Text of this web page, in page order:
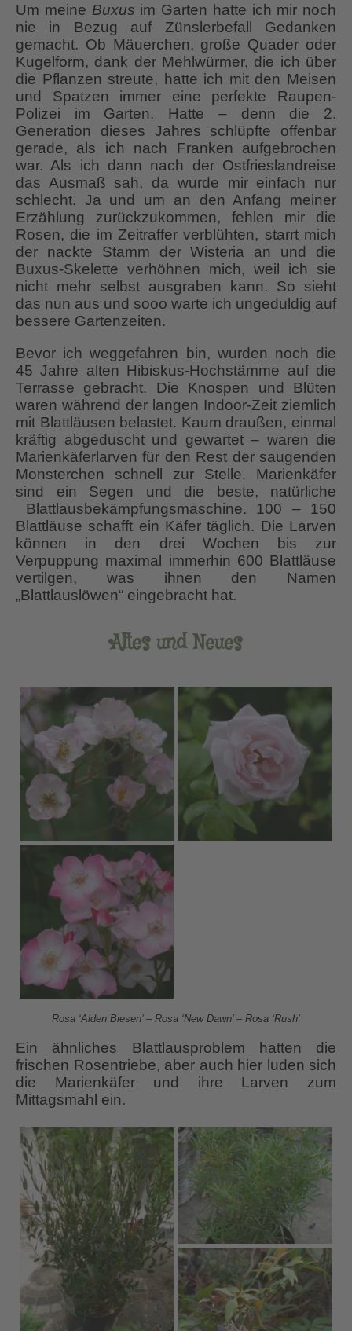
Um meine Buxus im Garten hatte ich mir noch
nie in Bezug auf Zünslerbefall Gedanken
gemacht. Ob Mäuerchen, große Quader oder
Kugelform, dank der Mehlwürmer, die ich über
die Pflanzen streute, hatte ich mit den Meisen
und Spatzen immer eine perfekte Raupen-
Polizei im Garten. Hatte – denn die 2.
Generation dieses Jahres schlüpfte offenbar
gerade, als ich nach Franken aufgebrochen
war. Als ich dann nach der Ostfrieslandreise
das Ausmaß sah, da wurde mir einfach nur
schlecht. Ja und um an den Anfang meiner
Erzählung zurückzukommen, fehlen mir die
Rosen, die im Zeitraffer verblühten, starrt mich
der nackte Stamm der Wisteria an und die
Buxus-Skelette verhöhnen mich, weil ich sie
nicht mehr selbst ausgraben kann. So sieht
das nun aus und sooo warte ich ungeduldig auf
bessere Gartenzeiten.
Bevor ich weggefahren bin, wurden noch die
45 Jahre alten Hibiskus-Hochstämme auf die
Terrasse gebracht. Die Knospen und Blüten
waren während der langen Indoor-Zeit ziemlich
mit Blattläusen belastet. Kaum draußen, einmal
kräftig abgeduscht und gewartet – waren die
Marienkäferlarven für den Rest der saugenden
Monsterchen schnell zur Stelle. Marienkäfer
sind ein Segen und die beste, natürliche
Blattlausbekämpfungsmaschine. 100 – 150
Blattläuse schafft ein Käfer täglich. Die Larven
können in den drei Wochen bis zur
Verpuppung maximal immerhin 600 Blattläuse
vertilgen, was ihnen den Namen
„Blattlauslöwen“ eingebracht hat.
Altes und Neues
Rosa ‘Alden Biesen’ – Rosa ‘New Dawn’ – Rosa ‘Rush’
Ein ähnliches Blattlausproblem hatten die
frischen Rosentriebe, aber auch hier luden sich
die Marienkäfer und ihre Larven zum
Mittagsmahl ein.